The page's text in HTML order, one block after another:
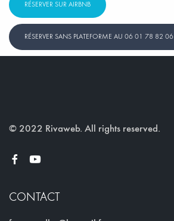
RÉSERVER SUR AIRBNB
RÉSERVER SANS PLATEFORME AU 06 01 78 82 06
© 2022 Rivaweb. All rights reserved.
CONTACT